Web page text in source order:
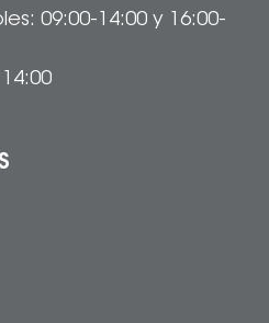
09:00-14:00 y 16:00-